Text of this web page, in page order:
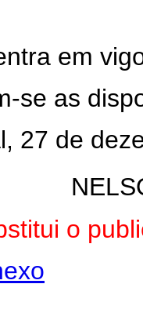
em
se as
27 de
o